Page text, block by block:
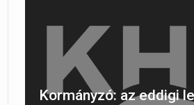
Kormányzó: az eddigi